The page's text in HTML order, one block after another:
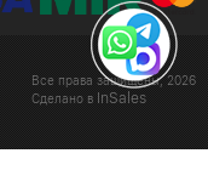
Все права защищены, 2026
Сделано в InSales